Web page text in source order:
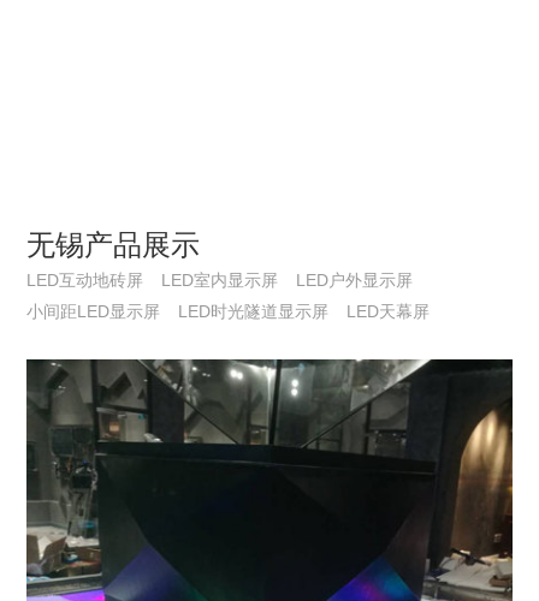
无锡产品展示
LED互动地砖屏 LED室内显示屏
LED户外显示屏
小间距LED显示屏
LED时光隧道显示屏 LED天幕屏